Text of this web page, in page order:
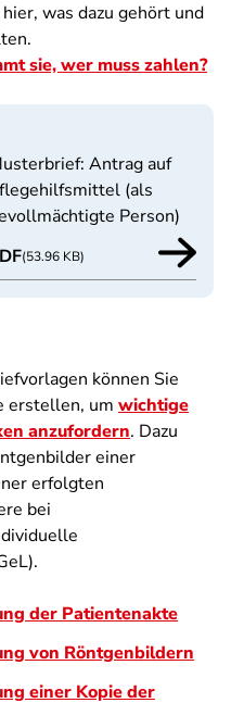
was dazu gehört und
sie, wer muss zahlen?
Antrag auf
(als
Person)
(53.96 KB)
können Sie
erstellen, um wichtige
anzufordern. Dazu
einer
erfolgten
bei
der Patientenakte
von Röntgenbildern
einer Kopie der